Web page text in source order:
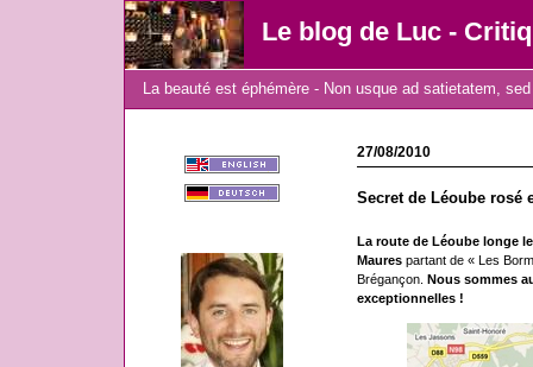
Le blog de Luc -
La beauté est éphémère - Non usque ad satietatem,
27/08/2010
Secret de Léoube rosé
La route de Léoube longe
Maures partant de « Les
Brégançon. Nous sommes
exceptionnelles !